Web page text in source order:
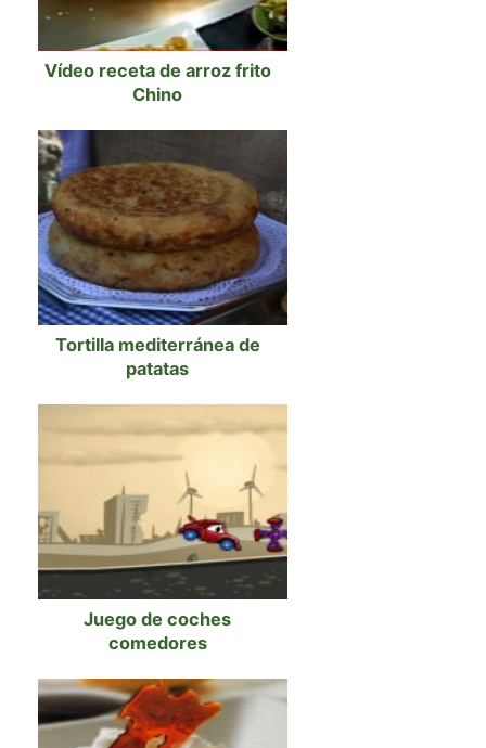
Vídeo receta de arroz frito
Chino
Tortilla mediterránea de
patatas
Juego de coches
comedores